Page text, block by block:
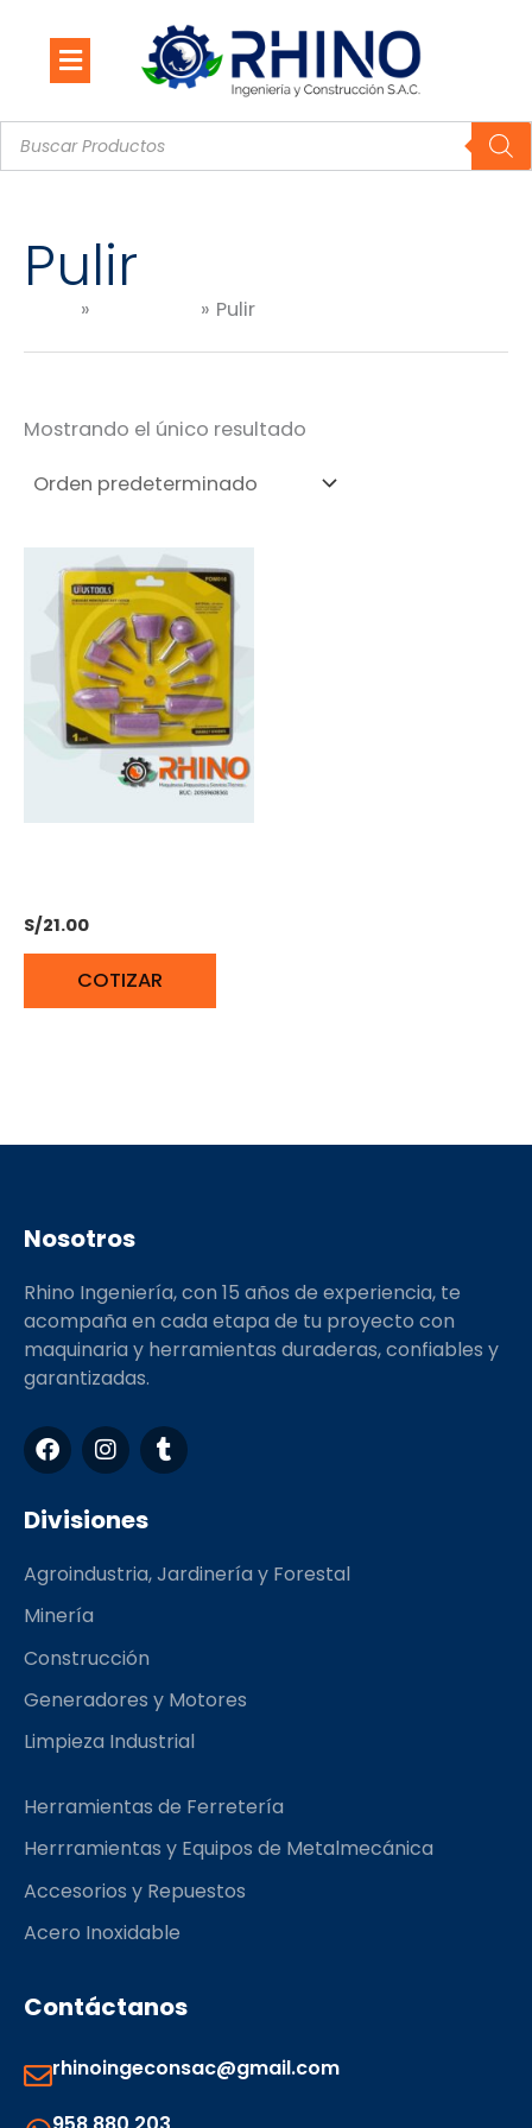
contenido
Búsqueda
de
productos
Pulir
Pulir
Mostrando el único resultado
S/21.00
COTIZAR
Nosotros
Rhino Ingeniería, con 15 años de experiencia, te
acompaña en cada etapa de tu proyecto con
maquinaria y herramientas duraderas, confiables y
garantizadas.
F
a
c
e
b
o
k
I
n
s
t
a
r
T
u
m
Divisiones
Agroindustria, Jardinería y Forestal
Minería
Construcción
Generadores y Motores
Limpieza Industrial
Herramientas de Ferretería
Herrramientas y Equipos de Metalmecánica
Accesorios y Repuestos
Acero Inoxidable
Contáctanos
rhinoingeconsac@gmail.com